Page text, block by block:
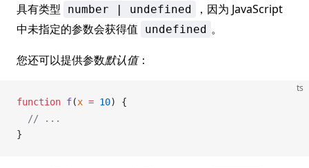
具有类型
number | undefined
，因为 JavaScript
中未指定的参数会获得值
undefined 。
您还可以提供参数默认值：
ts
function f(x = 10) {
  // ...
}